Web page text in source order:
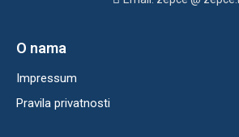
O nama
Impressum
Pravila privatnosti